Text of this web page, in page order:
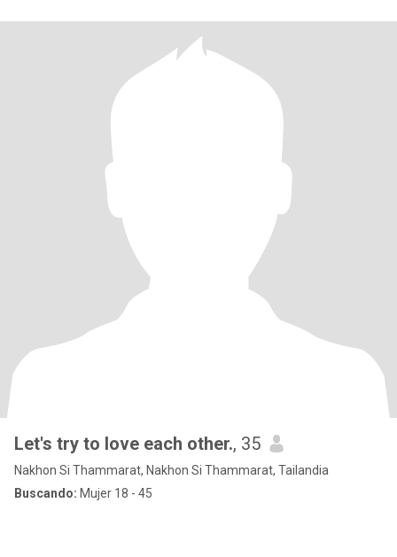
Let's try to love each other., 35
Nakhon Si Thammarat, Nakhon Si Thammarat, Tailandia
Buscando: Mujer 18 - 45